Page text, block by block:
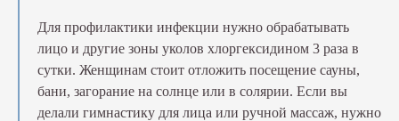
Для профилактики инфекции нужно обрабатывать
лицо и другие зоны уколов хлоргексидином 3 раза в
сутки. Женщинам стоит отложить посещение сауны,
бани, загорание на солнце или в солярии. Если вы
делали гимнастику для лица или ручной массаж, нужно